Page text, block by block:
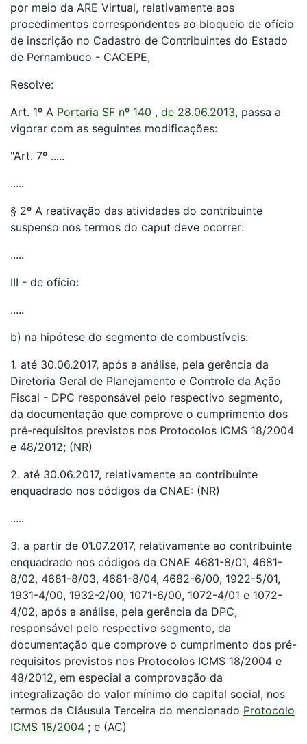
por meio da ARE Virtual, relativamente aos
procedimentos correspondentes ao bloqueio de ofício
de inscrição no Cadastro de Contribuintes do Estado
de Pernambuco - CACEPE,
Resolve:
Art. 1º A Portaria SF nº 140 , de 28.06.2013, passa a
vigorar com as seguintes modificações:
"Art. 7º .....
.....
§ 2º A reativação das atividades do contribuinte
suspenso nos termos do caput deve ocorrer:
.....
III - de ofício:
.....
b) na hipótese do segmento de combustíveis:
1. até 30.06.2017, após a análise, pela gerência da
Diretoria Geral de Planejamento e Controle da Ação
Fiscal - DPC responsável pelo respectivo segmento,
da documentação que comprove o cumprimento dos
pré-requisitos previstos nos Protocolos ICMS 18/2004
e 48/2012; (NR)
2. até 30.06.2017, relativamente ao contribuinte
enquadrado nos códigos da CNAE: (NR)
.....
3. a partir de 01.07.2017, relativamente ao contribuinte
enquadrado nos códigos da CNAE 4681-8/01, 4681-
8/02, 4681-8/03, 4681-8/04, 4682-6/00, 1922-5/01,
1931-4/00, 1932-2/00, 1071-6/00, 1072-4/01 e 1072-
4/02, após a análise, pela gerência da DPC,
responsável pelo respectivo segmento, da
documentação que comprove o cumprimento dos pré-
requisitos previstos nos Protocolos ICMS 18/2004 e
48/2012, em especial a comprovação da
integralização do valor mínimo do capital social, nos
termos da Cláusula Terceira do mencionado Protocolo
ICMS 18/2004 ; e (AC)